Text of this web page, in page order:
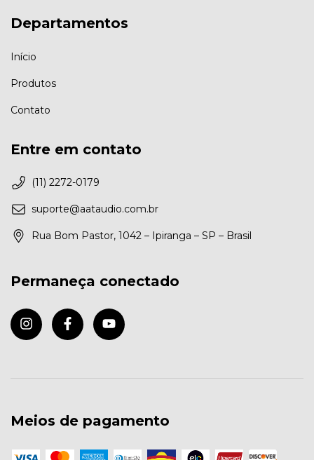
Departamentos
Início
Produtos
Contato
Entre em contato
(11) 2272-0179
suporte@aataudio.com.br
Rua Bom Pastor, 1042 – Ipiranga – SP – Brasil
Permaneça conectado
Meios de pagamento